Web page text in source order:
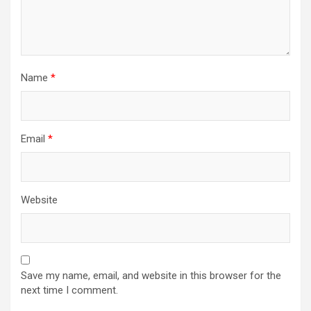
Name *
Email *
Website
Save my name, email, and website in this browser for the
next time I comment.